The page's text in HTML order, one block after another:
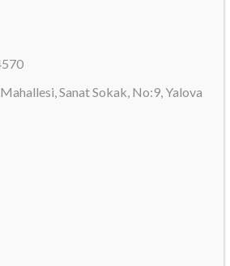
Sanat Sokak, No:9, Yalova